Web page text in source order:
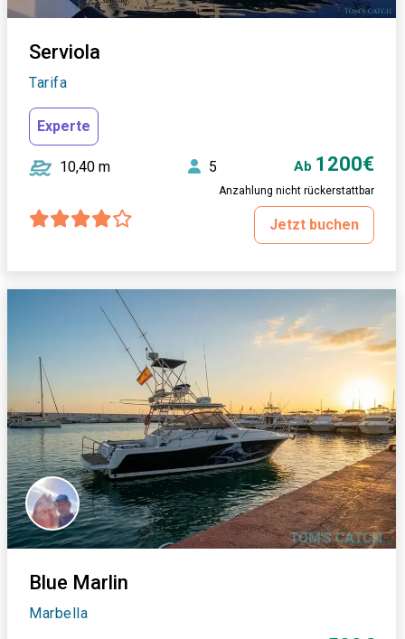
Serviola
Tarifa
Experte
10,40 m 5 Ab 1200€
Anzahlung nicht rückerstattbar
Jetzt buchen
Blue Marlin
Marbella